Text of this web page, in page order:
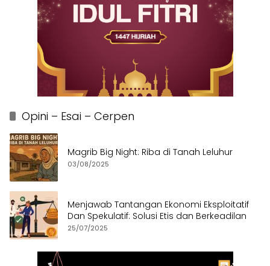
Opini – Esai – Cerpen
Magrib Big Night: Riba di Tanah Leluhur
03/08/2025
Menjawab Tantangan Ekonomi Eksploitatif
Dan Spekulatif: Solusi Etis dan Berkeadilan
25/07/2025